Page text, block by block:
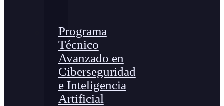
Programa
Técnico
Avanzado en
Ciberseguridad
e Inteligencia
Artificial